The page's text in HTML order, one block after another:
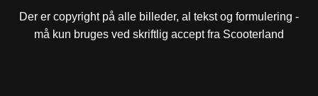
Der er copyright på alle billeder, al tekst og formulering -
må kun bruges ved skriftlig accept fra Scooterland